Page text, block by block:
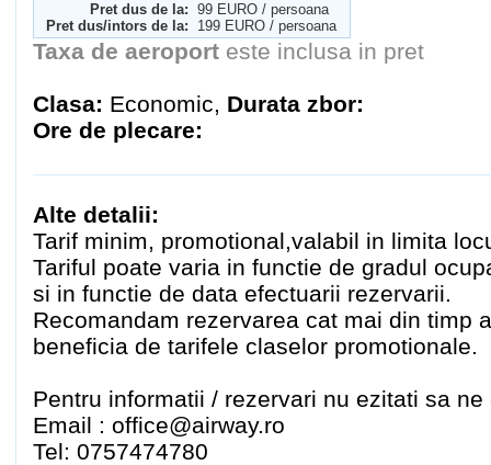
Pret dus de la: 99 EURO / persoana
Pret dus/intors de la:
199 EURO / persoana
Taxa de aeroport este inclusa in pret
Clasa: Economic, Durata zbor:
Ore de plecare:
Alte detalii:
Tarif minim, promotional,valabil in limita
Tariful poate varia in functie de gradul
si in functie de data efectuarii rezervarii.
Recomandam rezervarea cat mai din timp
beneficia de tarifele claselor promotionale.
Pentru informatii / rezervari nu ezitati sa ne
Email : office@airway.ro
Tel: 0757474780